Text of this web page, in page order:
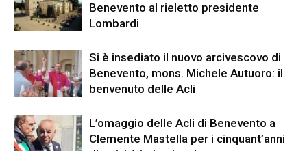
Benevento al rieletto presidente
Lombardi
Si è insediato il nuovo arcivescovo di
Benevento, mons. Michele Autuoro: il
benvenuto delle Acli
L’omaggio delle Acli di Benevento a
Clemente Mastella per i cinquant’anni